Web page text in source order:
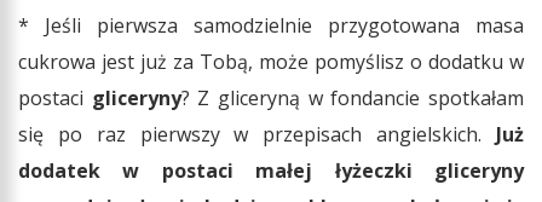
* Jeśli pierwsza samodzielnie przygotowana masa
cukrowa jest już za Tobą, może pomyślisz o dodatku w
postaci gliceryny? Z gliceryną w fondancie spotkałam
się po raz pierwszy w przepisach angielskich. Już
dodatek w postaci małej łyżeczki gliceryny